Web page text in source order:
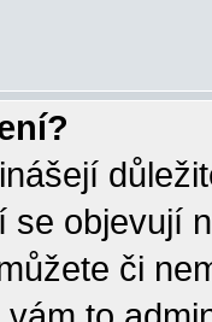
se objevují
či